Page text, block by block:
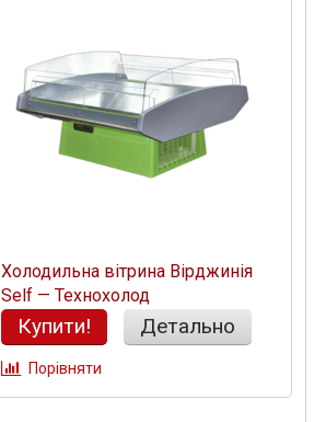
Холодильна вітрина Вірджинія
Self — Технохолод
Купити! Детально
Порівняти